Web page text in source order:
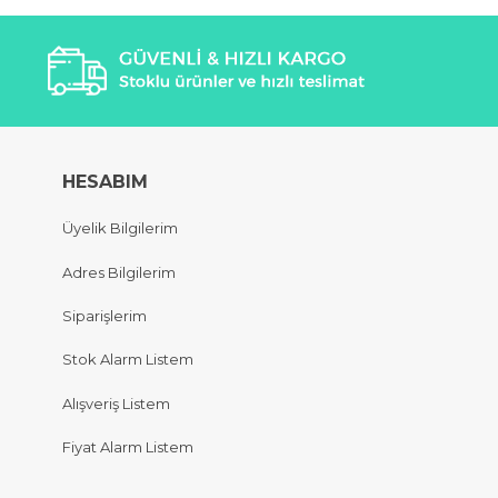
HESABIM
Üyelik Bilgilerim
Adres Bilgilerim
Siparişlerim
Stok Alarm Listem
Alışveriş Listem
Fiyat Alarm Listem